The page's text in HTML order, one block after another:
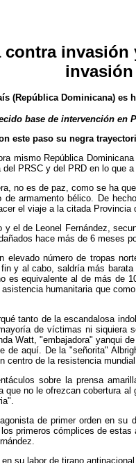
invasión
(República Dominicana) es
base de intervención
este paso su negra
mismo República
PRSC y del PRD en lo que
no es de paz, como se ha
armamento bélico. De
el viaje a la citada Provincia
y el de Leonel Fernández,
hace más de 6 meses
número de tropas
y al cabo, saldría más
es equivalente al de más
humanitaria que
tanto de la escandalosa
de víctimas ni siquiera
Watt, "embajadora" yanqui
de aquí. De la "señorita"
centro de la resistencia
sobre la prensa
no le ofrezcan cobertura
de primer orden en su
primeros cómplices de
su labor de tirano